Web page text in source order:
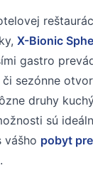
X-Bionic
gastro
sezónne
druhy
sú
vášho pobyt